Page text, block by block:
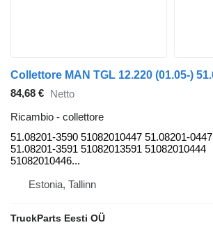
84,68 € Netto
Ricambio - collettore
51.08201-3590 51082010447 51.08201-0447
51.08201-3591 51082013591 51082010444
51082010446...
Estonia, Tallinn
TruckParts Eesti OÜ